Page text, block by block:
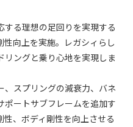
る理想の足回りを実現する
向上を実施。レガシィらし
ングと乗り心地を実現しま
、スプリングの減衰力、バネ
ポートサブフレームを追加す
、ボディ剛性を向上させる